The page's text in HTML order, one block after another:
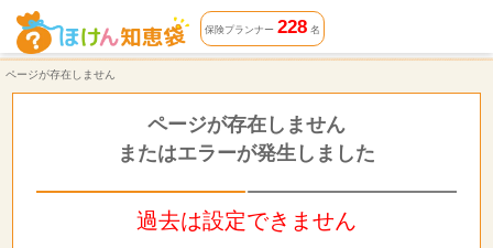
ページが存在しません | ほけん知恵袋
保険プランナー 228名
ページが存在しません
ページが存在しません
またはエラーが発生しました
過去は設定できません